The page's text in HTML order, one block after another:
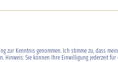
zur Kenntnis genommen. Ich stimme zu, dass
Hinweis: Sie können Ihre Einwilligung jederzeit